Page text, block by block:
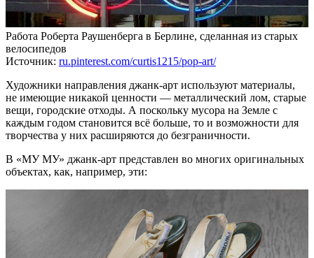
Работа Роберта Раушенберга в Берлине, сделанная из старых
велосипедов
Источник: ru.pinterest.com/curtis1215/pop-art/
Художники направления джанк-арт используют материалы,
не имеющие никакой ценности — металлический лом, старые
вещи, городские отходы. А поскольку мусора на Земле с
каждым годом становится всё больше, то и возможности для
творчества у них расширяются до безграничности.
В «МУ МУ» джанк-арт представлен во многих оригинальных
объектах, как, например, эти: